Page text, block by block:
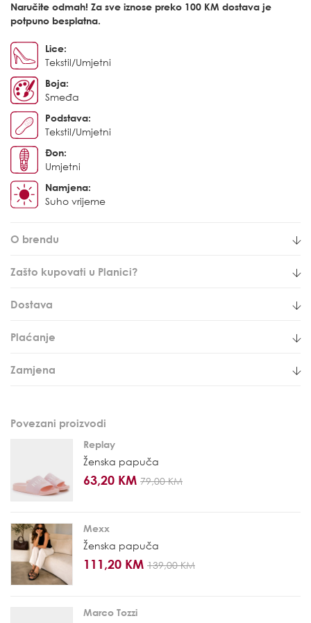
Naručite odmah! Za sve iznose preko 100 KM dostava je
potpuno besplatna.
Lice:
Tekstil/Umjetni
Boja:
Smeđa
Podstava:
Tekstil/Umjetni
Đon:
Umjetni
Namjena:
Suho vrijeme
O brendu
Zašto kupovati u Planici?
Dostava
Plaćanje
Zamjena
Povezani proizvodi
Replay
Ženska papuča
63,20 KM 79,00 KM
Mexx
Ženska papuča
111,20 KM 139,00 KM
Marco Tozzi